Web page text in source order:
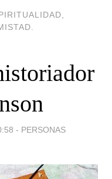
- PERSONAS